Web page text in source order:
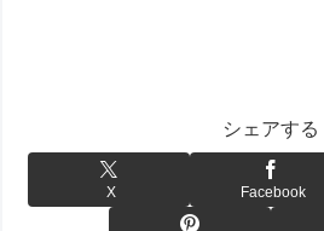
シェアする
X Facebook